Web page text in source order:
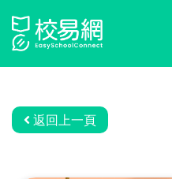
搜
務 返回上一頁